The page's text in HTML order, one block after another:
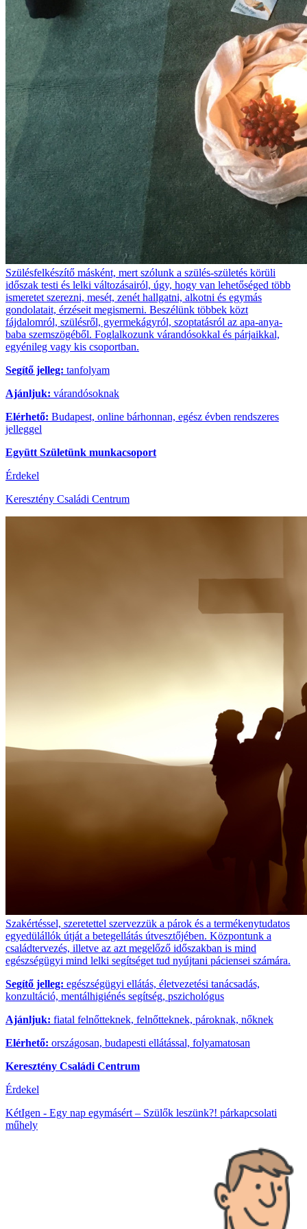
Szülésfelkészítő másként, mert szólunk a szülés-születés körüli
időszak testi és lelki változásairól, úgy, hogy van lehetőséged több
ismeretet szerezni, mesét, zenét hallgatni, alkotni és egymás
gondolatait, érzéseit megismerni. Beszélünk többek közt
fájdalomról, szülésről, gyermekágyról, szoptatásról az apa-anya-
baba szemszögéből. Foglalkozunk várandósokkal és párjaikkal,
egyénileg vagy kis csoportban.
Segítő jelleg: tanfolyam
Ajánljuk: várandósoknak
Elérhető: Budapest, online bárhonnan, egész évben rendszeres
jelleggel
Együtt Születünk munkacsoport
Érdekel
Keresztény Családi Centrum
Szakértéssel, szeretettel szervezzük a párok és a termékenytudatos
egyedülállók útját a betegellátás útvesztőjében. Központunk a
családtervezés, illetve az azt megelőző időszakban is mind
egészségügyi mind lelki segítséget tud nyújtani páciensei számára.
Segítő jelleg: egészségügyi ellátás, életvezetési tanácsadás,
konzultáció, mentálhigiénés segítség, pszichológus
Ajánljuk: fiatal felnőtteknek, felnőtteknek, pároknak, nőknek
Elérhető: országosan, budapesti ellátással, folyamatosan
Keresztény Családi Centrum
Érdekel
KétIgen - Egy nap egymásért – Szülők leszünk?! párkapcsolati
műhely